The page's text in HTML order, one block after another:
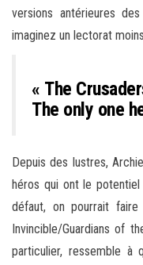
versions antérieures
imaginez un lectorat
« The
The only one
Depuis des lustres,
héros qui ont le
défaut, on pourrait
Invincible/Guardians of
particulier, ressemble à